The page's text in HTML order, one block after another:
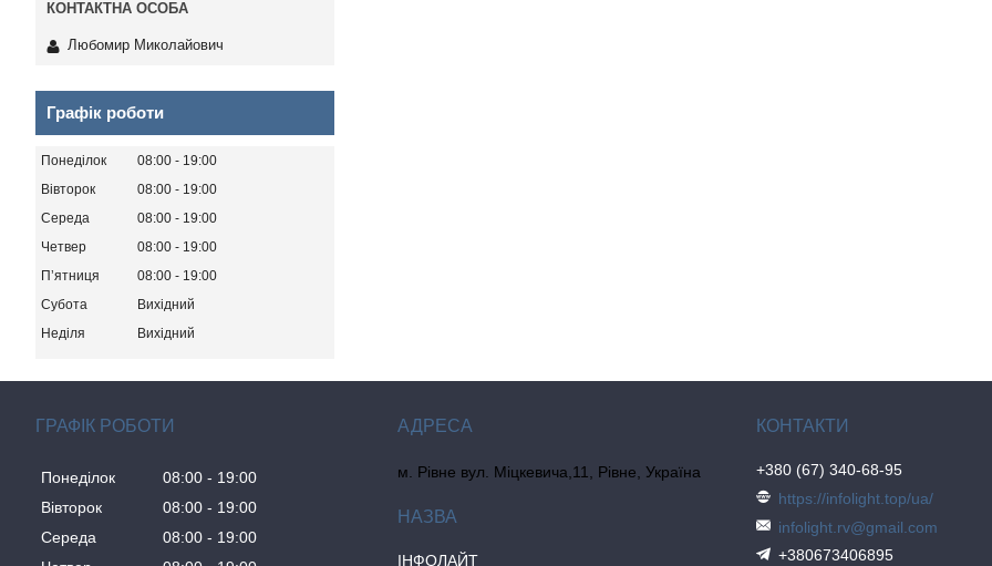
Любомир Миколайович
Графік роботи
Понеділок 08:00
19:00
Вівторок
08:00
19:00
Середа
08:00
19:00
Четвер
08:00
19:00
Пʼятниця
08:00
19:00
Субота
Вихідний
Неділя
Вихідний
ГРАФІК РОБОТИ
Понеділок 08:00
19:00
Вівторок
08:00
19:00
Середа
08:00
19:00
м. Рівне вул. Міцкевича,11, Рівне, Україна
ІНФОЛАЙТ
+380 (67) 340-68-95
https://infolight.top/ua/
infolight.rv@gmail.com
+380673406895